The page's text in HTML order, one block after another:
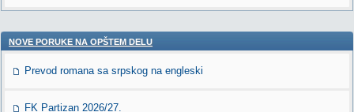
NOVE PORUKE NA OPŠTEM DELU
Prevod romana sa srpskog na engleski
FK Partizan 2026/27.